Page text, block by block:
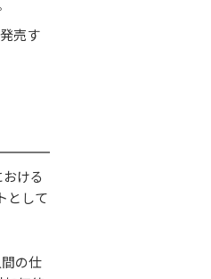
売す
ける
として
の仕